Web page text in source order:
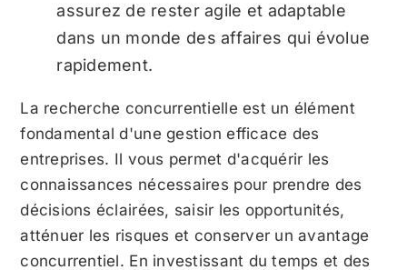
assurez de rester agile et adaptable
dans un monde des affaires qui évolue
rapidement.
La recherche concurrentielle est un élément
fondamental d'une gestion efficace des
entreprises. Il vous permet d'acquérir les
connaissances nécessaires pour prendre des
décisions éclairées, saisir les opportunités,
atténuer les risques et conserver un avantage
concurrentiel. En investissant du temps et des